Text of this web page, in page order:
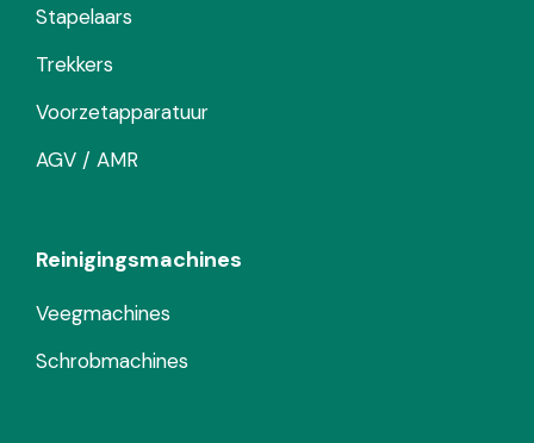
Stapelaars
Trekkers
Voorzetapparatuur
AGV / AMR
Reinigingsmachines
Veegmachines
Schrobmachines